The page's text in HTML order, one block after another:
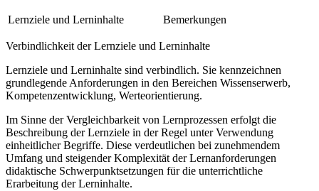
Lernziele und Lerninhalte Bemerkungen
Verbindlichkeit der Lernziele und Lerninhalte
Lernziele und Lerninhalte sind verbindlich. Sie kennzeichnen
grundlegende Anforderungen in den Bereichen Wissenserwerb,
Kompetenzentwicklung, Werteorientierung.
Im Sinne der Vergleichbarkeit von Lernprozessen erfolgt die
Beschreibung der Lernziele in der Regel unter Verwendung
einheitlicher Begriffe. Diese verdeutlichen bei zunehmendem
Umfang und steigender Komplexität der Lernanforderungen
didaktische Schwerpunktsetzungen für die unterrichtliche
Erarbeitung der Lerninhalte.